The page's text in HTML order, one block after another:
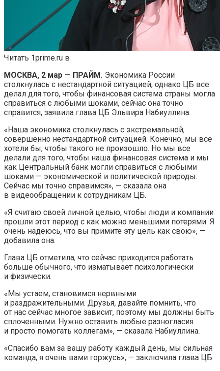
Читать 1prime.ru в
МОСКВА, 2 мар — ПРАЙМ. Экономика России
столкнулась с нестандартной ситуацией, однако ЦБ все
делал для того, чтобы финансовая система страны могла
справиться с любыми шоками, сейчас она точно
справится, заявила глава ЦБ Эльвира Набиуллина.
«Наша экономика столкнулась с экстремальной,
совершенно нестандартной ситуацией. Конечно, мы все
хотели бы, чтобы такого не произошло. Но мы все
делали для того, чтобы наша финансовая система и мы
как Центральный банк могли справиться с любыми
шоками — экономической и политической природы.
Сейчас мы точно справимся», — сказала она
в видеообращении к сотрудникам ЦБ.
«Я считаю своей личной целью, чтобы люди и компании
прошли этот период с как можно меньшими потерями. Я
очень надеюсь, что вы примите эту цель как свою», —
добавила она.
Глава ЦБ отметила, что сейчас приходится работать
больше обычного, что изматывает психологически
и физически.
«Мы устаем, становимся нервными
и раздражительными. Друзья, давайте помнить, что
от нас сейчас многое зависит, поэтому мы должны быть
сплоченными. Нужно оставить любые разногласия
и просто помогать коллегам», — сказала Набиуллина.
«Спасибо вам за вашу работу каждый день, мы сильная
команда, я очень вами горжусь», — заключила глава ЦБ.